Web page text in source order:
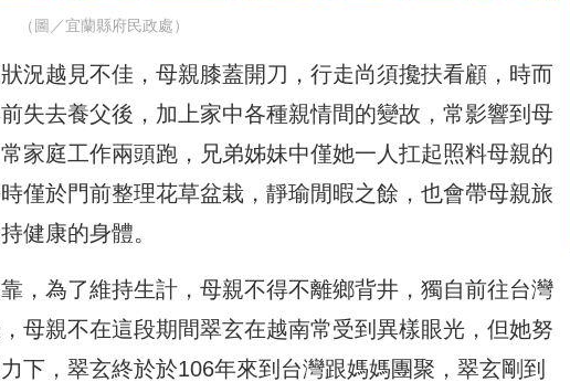
（圖／宜蘭縣府民政處）
況越見不佳，母親膝蓋開刀，行走尚須攙扶看顧，時而
失去養父後，加上家中各種親情間的變故，常影響到母
家庭工作兩頭跑，兄弟姊妹中僅她一人扛起照料母親的
僅於門前整理花草盆栽，靜瑜閒暇之餘，也會帶母親旅
健康的身體。
，為了維持生計，母親不得不離鄉背井，獨自前往台灣
母親不在這段期間翠玄在越南常受到異樣眼光，但她努
下，翠玄終於於106年來到台灣跟媽媽團聚，翠玄剛到